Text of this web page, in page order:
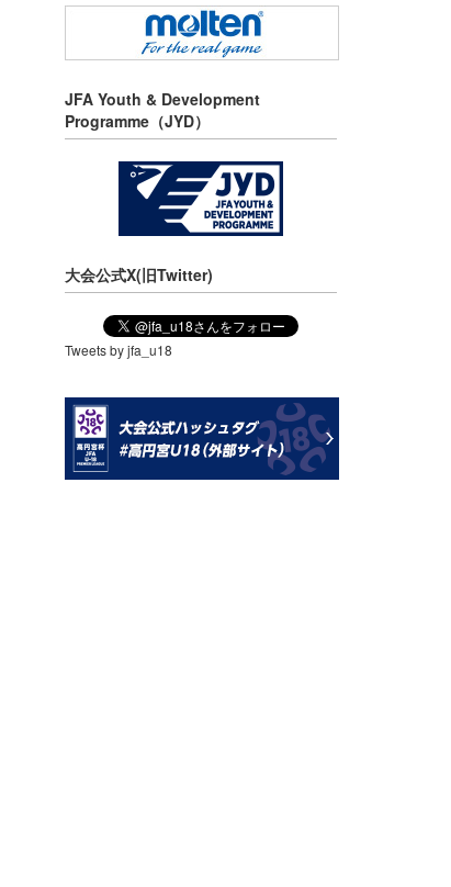
JFA Youth & Development
Programme（JYD）
大会公式X(旧Twitter)
Tweets by jfa_u18